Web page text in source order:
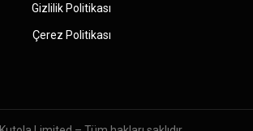
Gizlilik Politikası
Çerez Politikası